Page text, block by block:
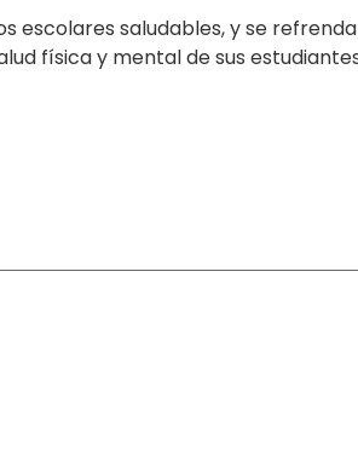
escolares saludables, y se
física y mental de sus